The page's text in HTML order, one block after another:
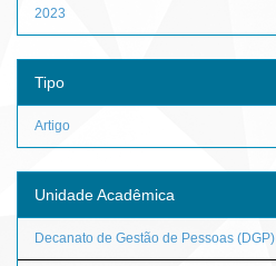
2023
Tipo
Artigo
Unidade Acadêmica
Decanato de Gestão de Pessoas (DGP)